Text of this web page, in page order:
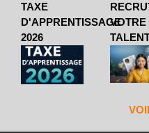
TAXE
D'APPRENTISSAGE
2026
VOTRE